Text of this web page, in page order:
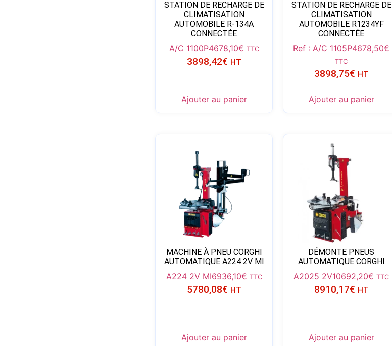
STATION DE RECHARGE DE
CLIMATISATION
AUTOMOBILE R-134A
CONNECTÉE
A/C 1100P4678,10€ TTC
3898,42€ HT
Ajouter au panier
STATION DE RECHARGE DE
CLIMATISATION
AUTOMOBILE R1234YF
CONNECTÉE
Ref : A/C 1105P4678,50€
TTC
3898,75€ HT
Ajouter au panier
MACHINE À PNEU CORGHI
AUTOMATIQUE A224 2V MI
A224 2V MI6936,10€ TTC
5780,08€ HT
Ajouter au panier
DÉMONTE PNEUS
AUTOMATIQUE CORGHI
A2025 2V10692,20€ TTC
8910,17€ HT
Ajouter au panier